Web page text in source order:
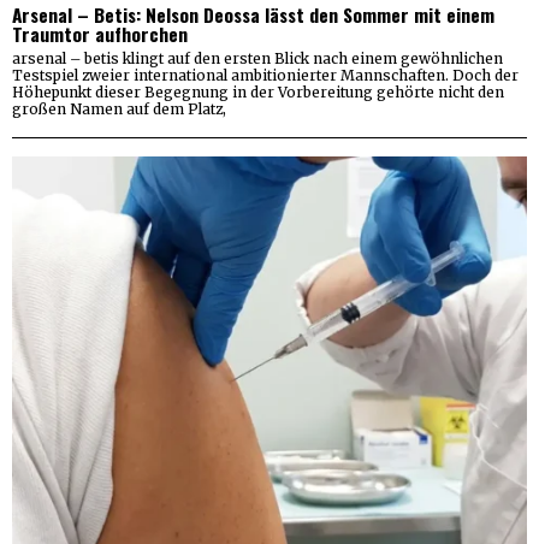
Arsenal – Betis: Nelson Deossa lässt den Sommer mit einem
Traumtor aufhorchen
arsenal – betis klingt auf den ersten Blick nach einem gewöhnlichen
Testspiel zweier international ambitionierter Mannschaften. Doch der
Höhepunkt dieser Begegnung in der Vorbereitung gehörte nicht den
großen Namen auf dem Platz,